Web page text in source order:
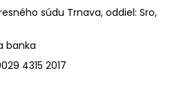
súdu Trnava, oddiel: Sro,
banka
4315 2017